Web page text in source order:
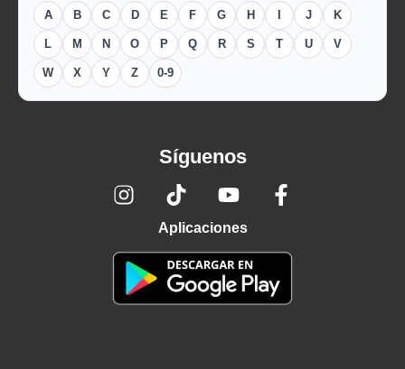
A B C D E F G H J K
L M N O P Q R S T U V
W X Y Z 0-9
Síguenos
Aplicaciones